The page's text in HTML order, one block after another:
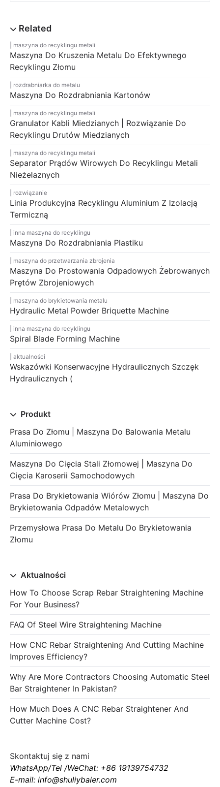
maszyna do recyklingu metali
Maszyna Do Kruszenia Metalu Do Efektywnego
Recyklingu Złomu
rozdrabniarka do metalu
Maszyna Do Rozdrabniania Kartonów
maszyna do recyklingu metali
Granulator Kabli Miedzianych | Rozwiązanie Do
Recyklingu Drutów Miedzianych
maszyna do recyklingu metali
Separator Prądów Wirowych Do Recyklingu Metali
Nieżelaznych
rozwiązanie
Linia Produkcyjna Recyklingu Aluminium Z Izolacją
Termiczną
inna maszyna do recyklingu
Maszyna Do Rozdrabniania Plastiku
maszyna do przetwarzania zbrojenia
Maszyna Do Prostowania Odpadowych Żebrowanych
Prętów Zbrojeniowych
maszyna do brykietowania metalu
Hydraulic Metal Powder Briquette Machine
inna maszyna do recyklingu
Spiral Blade Forming Machine
aktualności
Wskazówki Konserwacyjne Hydraulicznych Szczęk
Hydraulicznych (
Produkt
Prasa Do Złomu | Maszyna Do Balowania Metalu
Aluminiowego
Maszyna Do Cięcia Stali Złomowej | Maszyna Do
Cięcia Karoserii Samochodowych
Prasa Do Brykietowania Wiórów Złomu | Maszyna Do
Brykietowania Odpadów Metalowych
Przemysłowa Prasa Do Metalu Do Brykietowania
Złomu
Aktualności
How To Choose Scrap Rebar Straightening Machine
For Your Business?
FAQ Of Steel Wire Straightening Machine
How CNC Rebar Straightening And Cutting Machine
Improves Efficiency?
Why Are More Contractors Choosing Automatic Steel
Bar Straightener In Pakistan?
How Much Does A CNC Rebar Straightener And
Cutter Machine Cost?
Skontaktuj się z nami
WhatsApp/Tel /WeChat: +86 19139754732
E-mail: info@shuliybaler.com